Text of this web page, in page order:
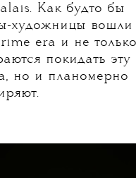
Как будто бы
художницы вошли
era и не только
покидать эту
но и планомерно